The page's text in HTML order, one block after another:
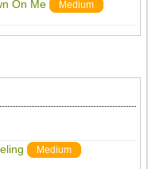
On Me Medium
Medium